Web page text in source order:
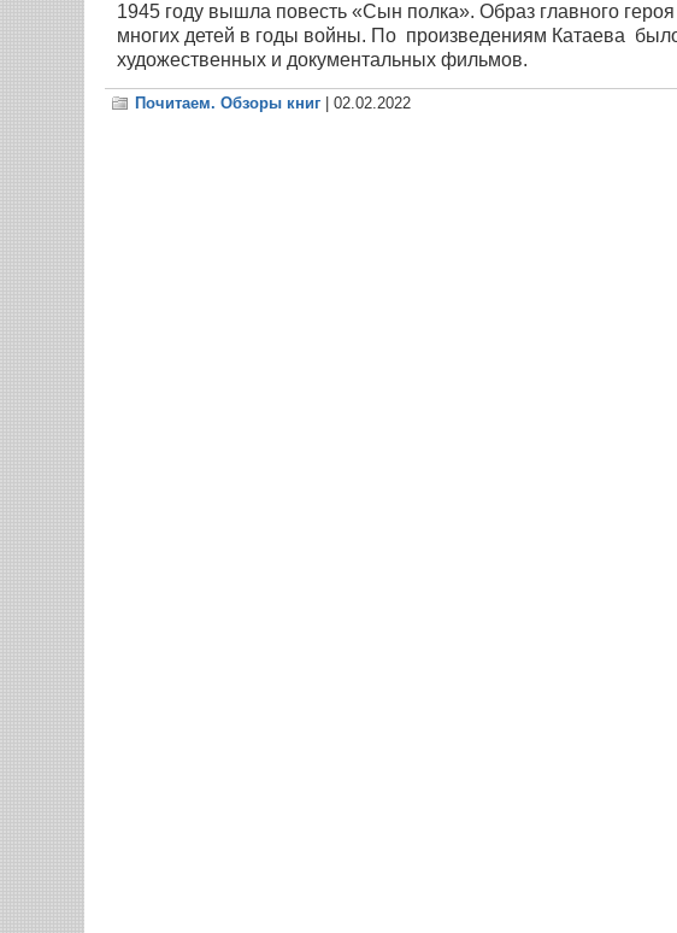
1945 году вышла повесть «Сын полка». Образ главного
многих детей в годы войны. По произведениям Катаева
художественных и документальных фильмов.
Почитаем. Обзоры книг | 02.02.2022